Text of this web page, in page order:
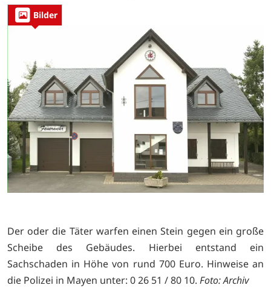
Bilder
Der oder die Täter warfen einen Stein gegen ein große
Scheibe des Gebäudes. Hierbei entstand ein
Sachschaden in Höhe von rund 700 Euro. Hinweise an
die Polizei in Mayen unter: 0 26 51 / 80 10. Foto: Archiv